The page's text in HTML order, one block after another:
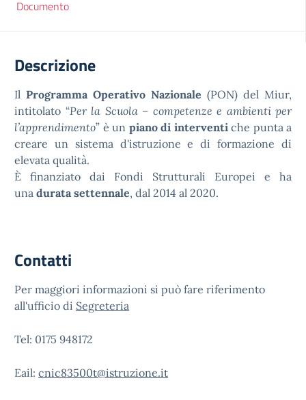
Documento
Descrizione
Il Programma Operativo Nazionale (PON) del Miur,
intitolato “Per la Scuola – competenze e ambienti per
l’apprendimento” è un piano di interventiche punta a
creare un sistema d'istruzione e di formazione di
elevata qualità.
È finanziato dai Fondi Strutturali Europei e ha
una durata settennale, dal 2014 al 2020.
Contatti
Per maggiori informazioni si può fare riferimento
all'ufficio di Segreteria
Tel: 0175 948172
Eail: cnic83500t@istruzione.it